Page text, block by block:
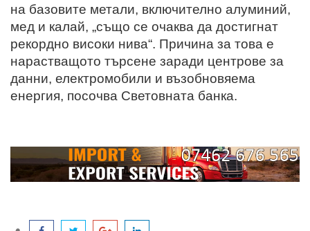
на базовите метали, включително алуминий,
мед и калай, „също се очаква да достигнат
рекордно високи нива“. Причина за това е
нарастващото търсене заради центрове за
данни, електромобили и възобновяема
енергия, посочва Световната банка.